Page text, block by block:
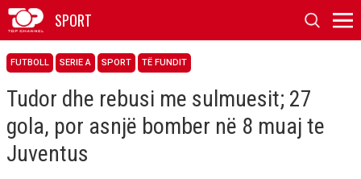
SPORT
FUTBOLL SERIE A SPORT TË FUNDIT
Tudor dhe rebusi me sulmuesit; 27
gola, por asnjë bomber në 8 muaj te
Juventus